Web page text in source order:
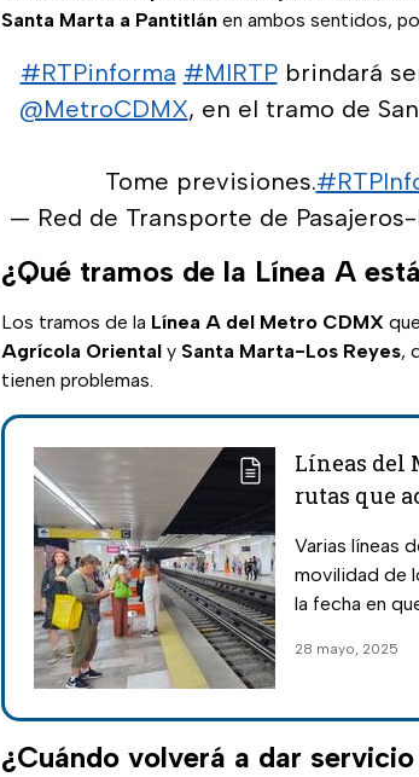
Santa Marta a Pantitlán en ambos sentidos,
#RTPinforma #MIRTPbrindará
@MetroCDMX, en el tramo de
Tome previsiones.
— Red de Transporte de
¿Qué tramos de la Línea A
Los tramos de la Línea A del Metro CDMX
Agrícola Oriental y Santa Marta-Los Reyes,
tienen problemas.
Líneas del
rutas que
Varias líneas
movilidad de
la fecha en
28 mayo, 2025
¿Cuándo volverá a dar